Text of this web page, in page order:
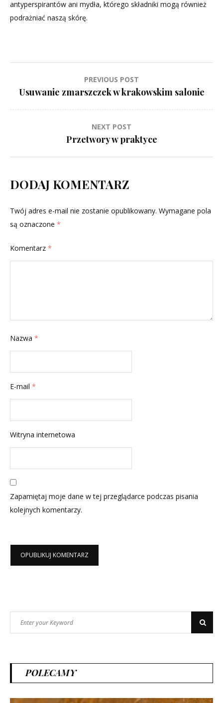
antyperspirantów ani mydła, którego składniki mogą również
podrażniać naszą skórę.
wpisu
PREVIOUS POST
Usuwanie zmarszczek w krakowskim salonie
NEXT POST
Przetwory w praktyce
DODAJ KOMENTARZ
Twój adres e-mail nie zostanie opublikowany. Wymagane pola
są oznaczone *
Komentarz *
Nazwa *
E-mail *
Witryna internetowa
Zapamiętaj moje dane w tej przeglądarce podczas pisania
kolejnych komentarzy.
for:
Search
POLECAMY